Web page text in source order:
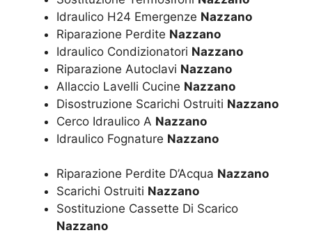
Idraulico H24 Emergenze Nazzano
Riparazione Perdite Nazzano
Idraulico Condizionatori Nazzano
Riparazione Autoclavi Nazzano
Allaccio Lavelli Cucine Nazzano
Disostruzione Scarichi Ostruiti Nazzano
Cerco Idraulico A Nazzano
Idraulico Fognature Nazzano
Riparazione Perdite D’Acqua Nazzano
Scarichi Ostruiti Nazzano
Sostituzione Cassette Di Scarico
Nazzano